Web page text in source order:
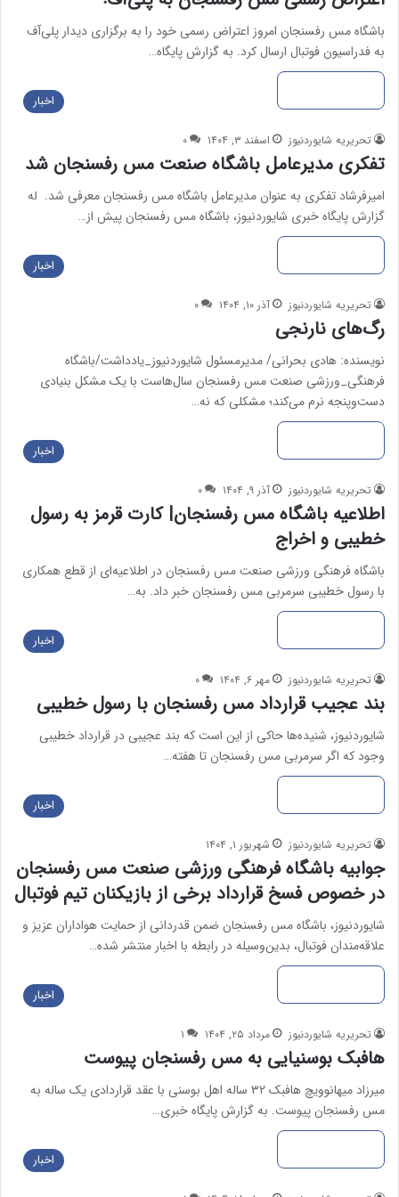
باشگاه مس رفسنجان امروز اعتراض رسمی خود را به برگزاری دیدار پلی‌آف
به فدراسیون فوتبال ارسال کرد. به گزارش پایگاه…
اخبار
تحریریه شایوردنیوز اسفند ۳, ۱۴۰۴ ۰
تفکری مدیرعامل باشگاه صنعت مس رفسنجان شد
امیرفرشاد تفکری به عنوان مدیرعامل باشگاه مس رفسنجان معرفی شد. له
گزارش پایگاه خبری شایوردنیوز، باشگاه مس رفسنجان پیش از…
اخبار
تحریریه شایوردنیوز آذر ۱۰, ۱۴۰۴ ۰
رگ‌های نارنجی
نویسنده: هادی بحرانی/ مدیرمسئول شایوردنیوز_یادداشت/باشگاه
فرهنگی_ورزشی صنعت مس رفسنجان سال‌هاست با یک مشکل بنیادی
دست‌وپنجه نرم می‌کند؛ مشکلی که نه…
اخبار
تحریریه شایوردنیوز آذر ۹, ۱۴۰۴ ۰
اطلاعیه باشگاه مس رفسنجان| کارت قرمز به رسول
خطیبی و اخراج
باشگاه فرهنگی ورزشی صنعت مس رفسنجان در اطلاعیه‌ای از قطع همکاری
با رسول خطیبی سرمربی مس رفسنجان خبر داد. به…
اخبار
تحریریه شایوردنیوز مهر ۶, ۱۴۰۴ ۰
بند عجیب قرارداد مس رفسنجان با رسول خطیبی
شایوردنیوز، شنیده‌ها حاکی از این است که بند عجیبی در قرارداد خطیبی
وجود که اگر سرمربی مس رفسنجان تا هفته…
اخبار
تحریریه شایوردنیوز شهریور ۱, ۱۴۰۴
جوابیه باشگاه فرهنگی ورزشی صنعت مس رفسنجان
در خصوص فسخ قرارداد برخی از بازیکنان تیم فوتبال
شایوردنیوز، باشگاه مس رفسنجان ضمن قدردانی از حمایت هواداران عزیز و
علاقه‌مندان فوتبال، بدین‌وسیله در رابطه با اخبار منتشر شده…
اخبار
تحریریه شایوردنیوز مرداد ۲۵, ۱۴۰۴ ۱
هافبک بوسنیایی به مس رفسنجان پیوست
میرزاد میهانوویچ هافبک ۳۲ ساله اهل بوسنی با عقد قراردادی یک ساله به
مس رفسنجان پیوست. به گزارش پایگاه خبری…
اخبار